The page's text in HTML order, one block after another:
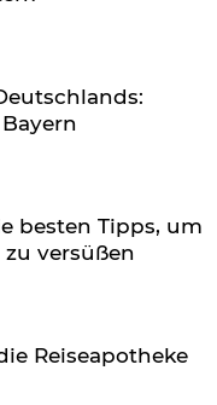
besten Tipps, um
versüßen
Reiseapotheke